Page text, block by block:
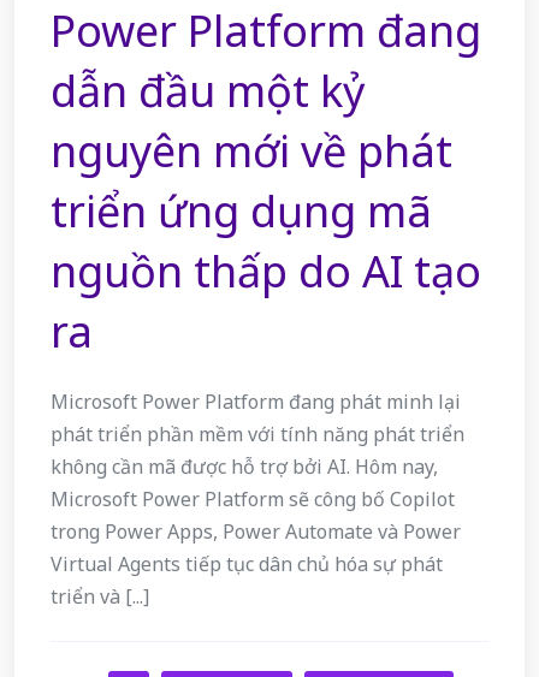
Power Platform đang
dẫn đầu một kỷ
nguyên mới về phát
triển ứng dụng mã
nguồn thấp do AI tạo
ra
Microsoft Power Platform đang phát minh lại
phát triển phần mềm với tính năng phát triển
không cần mã được hỗ trợ bởi AI. Hôm nay,
Microsoft Power Platform sẽ công bố Copilot
trong Power Apps, Power Automate và Power
Virtual Agents tiếp tục dân chủ hóa sự phát
triển và [...]